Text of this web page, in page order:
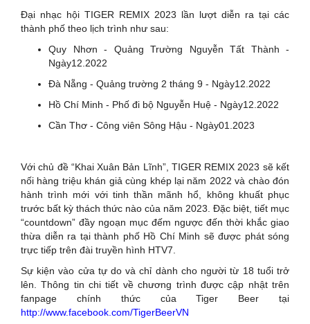
Đại nhạc hội TIGER REMIX 2023 lần lượt diễn ra tại các
thành phố theo lịch trình như sau:
Quy Nhơn - Quảng Trường Nguyễn Tất Thành -
Ngày12.2022
Đà Nẵng - Quảng trường 2 tháng 9 - Ngày12.2022
Hồ Chí Minh - Phố đi bộ Nguyễn Huệ - Ngày12.2022
Cần Thơ - Công viên Sông Hậu - Ngày01.2023
Với chủ đề “Khai Xuân Bản Lĩnh”, TIGER REMIX 2023 sẽ kết
nối hàng triệu khán giả cùng khép lại năm 2022 và chào đón
hành trình mới với tinh thần mãnh hổ, không khuất phục
trước bất kỳ thách thức nào của năm 2023. Đặc biệt, tiết mục
“countdown” đầy ngoạn mục đếm ngược đến thời khắc giao
thừa diễn ra tại thành phố Hồ Chí Minh sẽ được phát sóng
trực tiếp trên đài truyền hình HTV7.
Sự kiện vào cửa tự do và chỉ dành cho người từ 18 tuổi trở
lên. Thông tin chi tiết về chương trình được cập nhật trên
fanpage chính thức của Tiger Beer tại
http://www.facebook.com/TigerBeerVN